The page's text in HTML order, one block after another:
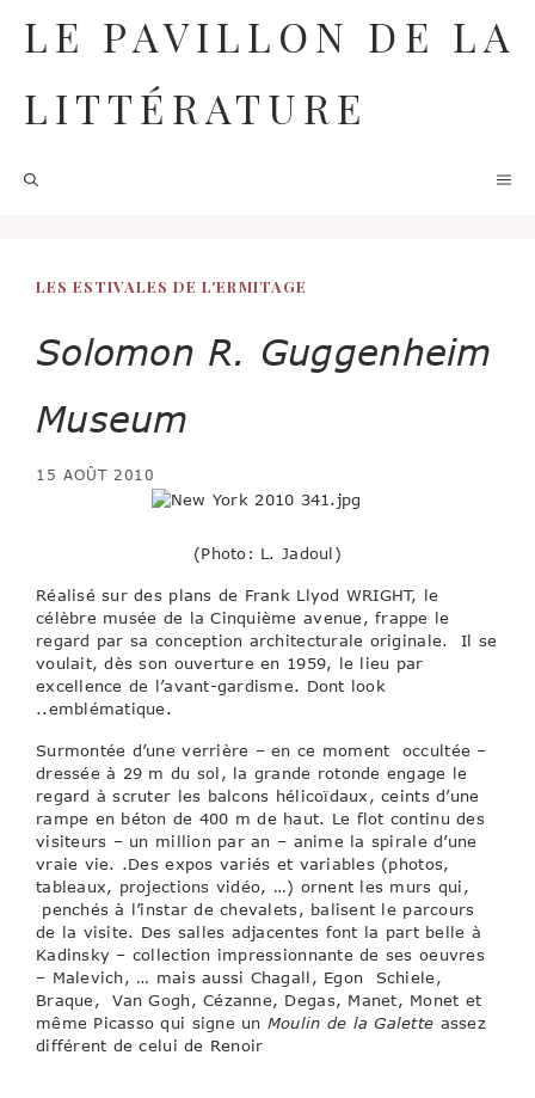
contenu
LE PAVILLON DE LA
LITTÉRATURE
LES ESTIVALES DE L'ERMITAGE
Solomon R. Guggenheim
Museum
15 AOÛT 2010
(Photo: L. Jadoul)
Réalisé sur des plans de Frank Llyod WRIGHT, le
célèbre musée de la Cinquième avenue, frappe le
regard par sa conception architecturale originale. Il se
voulait, dès son ouverture en 1959, le lieu par
excellence de l’avant-gardisme. Dont look
..emblématique.
Surmontée d’une verrière – en ce moment occultée –
dressée à 29 m du sol, la grande rotonde engage le
regard à scruter les balcons hélicoïdaux, ceints d’une
rampe en béton de 400 m de haut. Le flot continu des
visiteurs – un million par an – anime la spirale d’une
vraie vie. .Des expos variés et variables (photos,
tableaux, projections vidéo, …) ornent les murs qui,
penchés à l’instar de chevalets, balisent le parcours
de la visite. Des salles adjacentes font la part belle à
Kadinsky – collection impressionnante de ses oeuvres
– Malevich, … mais aussi Chagall, Egon Schiele,
Braque, Van Gogh, Cézanne, Degas, Manet, Monet et
même Picasso qui signe un Moulin de la Galette assez
différent de celui de Renoir